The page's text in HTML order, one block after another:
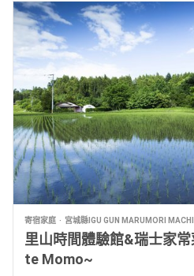
寄宿家庭 宮城縣IGU GUN MARUMORI MACHI
里山時間體驗館&瑞士家
te Momo~